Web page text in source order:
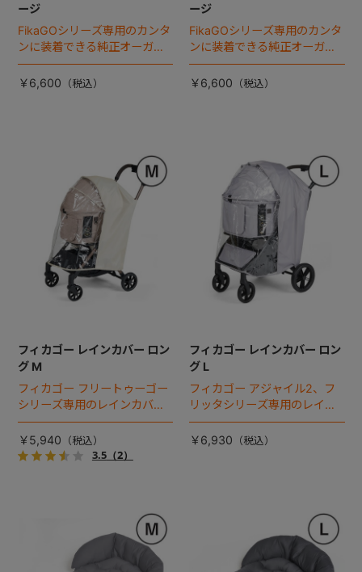
ージ
FikaGOシリーズ専用のカンタ
ンに装着できる純正オーガナ
イザー。
￥6,600
ージ
FikaGOシリーズ専用のカンタ
ンに装着できる純正オーガナ
イザー。
￥6,600
フィカゴー レインカバー ロン
グ M
フィカゴー フリートゥーゴー
シリーズ専用のレインカバ
ー。雨の日のお出かけも安
心。
￥5,940
3.5（2）
フィカゴー レインカバー ロン
グ L
フィカゴー アジャイル2、フ
リッタシリーズ専用のレイン
カバー。雨の日のお出かけも
安心。
￥6,930